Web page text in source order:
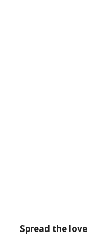
Spread the love